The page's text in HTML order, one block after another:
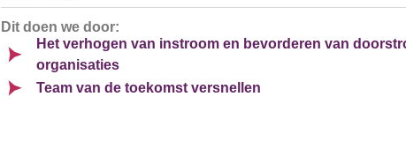
Dit doen we door:
Het verhogen van instroom en bevorderen van
organisaties
Team van de toekomst versnellen